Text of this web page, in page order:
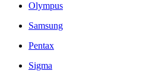
Olympus
Samsung
Pentax
Sigma